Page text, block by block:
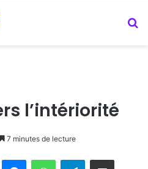
l’intériorité
7 minutes de lecture
MessengerWhatsAppTelegramPartager par email